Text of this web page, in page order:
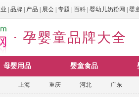
品牌 产品 展会 专题 百科 婴幼儿奶粉网 婴
· 孕婴童品牌大全
母婴用品 婴童食品
上海 重庆 河北 广东